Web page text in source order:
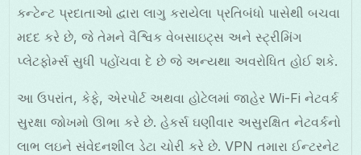
કન્ટેન્ટ પ્રદાતાઓ દ્વારા લાગુ કરાયેલા પ્રતિબંધો પાસેથી બચવા
મદદ કરે છે, જે તેમને વૈશ્વિક વેબસાઇટ્સ અને સ્ટ્રીમિંગ
પ્લેટફોર્મ્સ સુધી પહોંચવા દે છે જે અન્યથા અવરોધિત હોઈ શકે.
આ ઉપરાંત, કેફે, એરપોર્ટ અથવા હોટેલમાં જાહેર Wi-Fi નેટવર્ક
સુરક્ષા જોખમો ઊભા કરે છે. હેકર્સ ઘણીવાર અસુરક્ષિત નેટવર્કનો
લાભ લઇને સંવેદનશીલ ડેટા ચોરી કરે છે. VPN તમારા ઈન્ટરનેટ